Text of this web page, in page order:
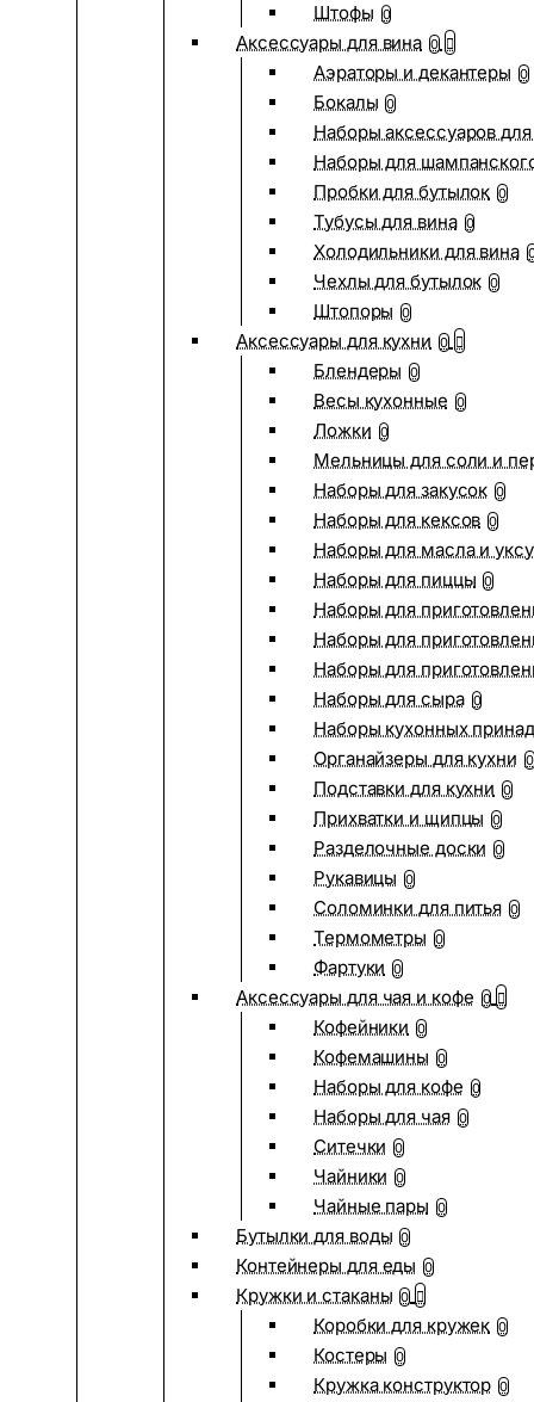
Штофы 0
Аксессуары для вина 0
Аэраторы и декантеры 0
Бокалы 0
Наборы аксессуаров
Наборы для
Пробки для бутылок 0
Тубусы для вина 0
Холодильники для вина
Чехлы для бутылок 0
Штопоры 0
Аксессуары для кухни 0
Блендеры 0
Весы кухонные 0
Ложки 0
Мельницы для соли и
Наборы для закусок 0
Наборы для кексов 0
Наборы для масла и
Наборы для пиццы 0
Наборы для
Наборы для
Наборы для
Наборы для сыра 0
Наборы кухонных
Органайзеры для кухни 0
Подставки для кухни 0
Прихватки и щипцы 0
Разделочные доски 0
Рукавицы 0
Соломинки для питья 0
Термометры 0
Фартуки 0
Аксессуары для чая и кофе 0
Кофейники 0
Кофемашины 0
Наборы для кофе 0
Наборы для чая 0
Ситечки 0
Чайники 0
Чайные пары 0
Бутылки для воды 0
Контейнеры для еды 0
Кружки и стаканы 0
Коробки для кружек 0
Костеры 0
Кружка конструктор 0